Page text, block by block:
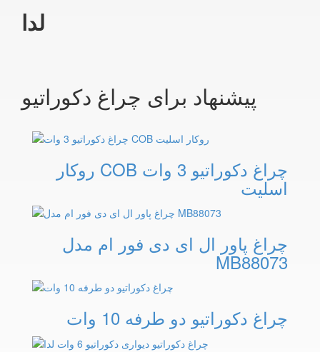
پیشنهاد برای چراغ دکوراتیو
چراغ دکوراتیو 3 وات COB روکار
اسلیت
چراغ پاور ال ای دی فور ام مدل
MB88073
چراغ دکوراتیو دو طرفه 10 وات